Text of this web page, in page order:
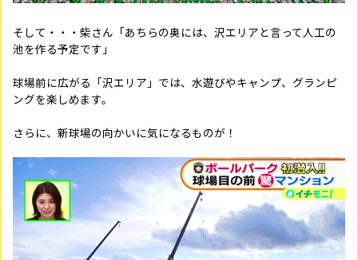
そして・・・柴さん「あちらの奥には、沢エリアと言って人工の
池を作る予定です」
球場前に広がる「沢エリア」では、水遊びやキャンプ、グランピ
ングを楽しめます。
さらに、新球場の向かいに気になるものが！